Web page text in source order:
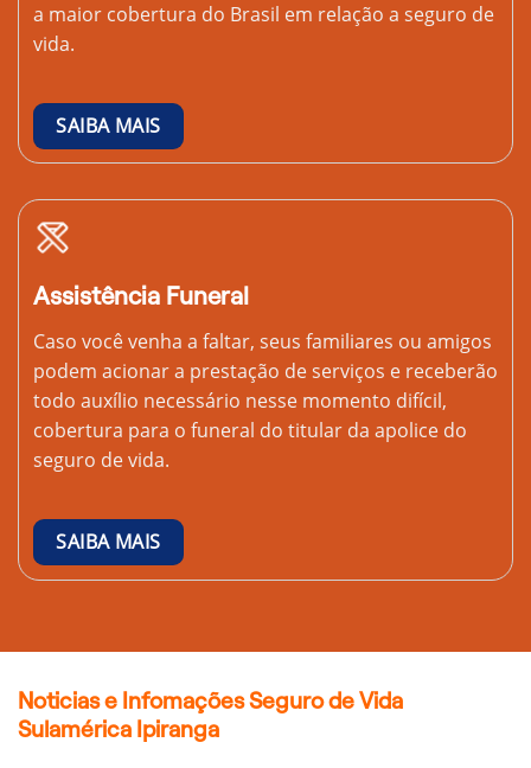
a maior cobertura do Brasil em relação a seguro de
vida.
SAIBA MAIS
Assistência Funeral
Caso você venha a faltar, seus familiares ou amigos
podem acionar a prestação de serviços e receberão
todo auxílio necessário nesse momento difícil,
cobertura para o funeral do titular da apolice do
seguro de vida.
SAIBA MAIS
Noticias e Infomações Seguro de Vida
Sulamérica Ipiranga